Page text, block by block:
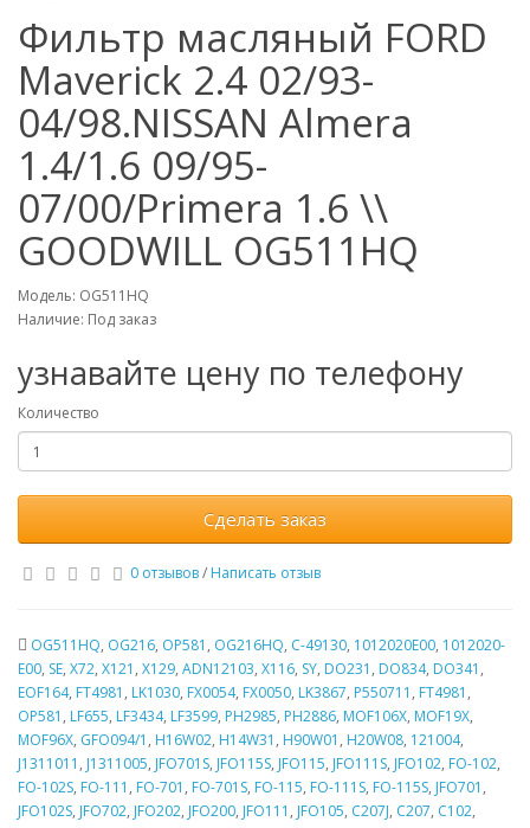
Фильтр масляный FORD
Maverick 2.4 02/93-
04/98.NISSAN Almera
1.4/1.6 09/95-
07/00/Primera 1.6 \\
GOODWILL OG511HQ
Модель: OG511HQ
Наличие: Под заказ
узнавайте цену по телефону
Количество
Сделать заказ
0 отзывов/ Написать отзыв
OG511HQ, OG216, OP581 , OG216HQ, C-49130, 1012020E00, 1012020-
E00, SE, X72, X121 , X129, ADN12103, X116, SY, DO231 , DO834, DO341 ,
EOF164, FT4981 , LK1030, FX0054, FX0050, LK3867, P550711 , FT4981 ,
OP581 , LF655, LF3434, LF3599, PH2985, PH2886, MOF106X, MOF19X,
MOF96X, GFO094/1 , H16W02, H14W31 , H90W01 , H20W08, 121004,
J1311011 , J1311005, JFO701S, JFO115S, JFO115, JFO111S, JFO102, FO-102,
FO-102S, FO-111 , FO-701 , FO-701S, FO-115, FO-111S, FO-115S, JFO701 ,
JFO102S, JFO702, JFO202, JFO200, JFO111 , JFO105, C207J, C207, C102,